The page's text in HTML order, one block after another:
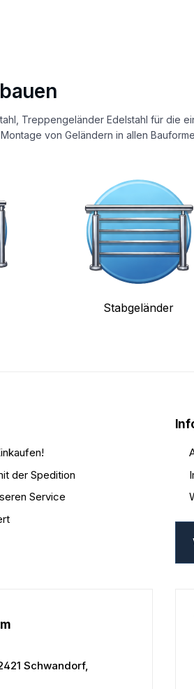
Treppengeländer Edelstahl für die
von Geländern in allen
Stabgeländer
der Spedition
Service
Schwandorf,